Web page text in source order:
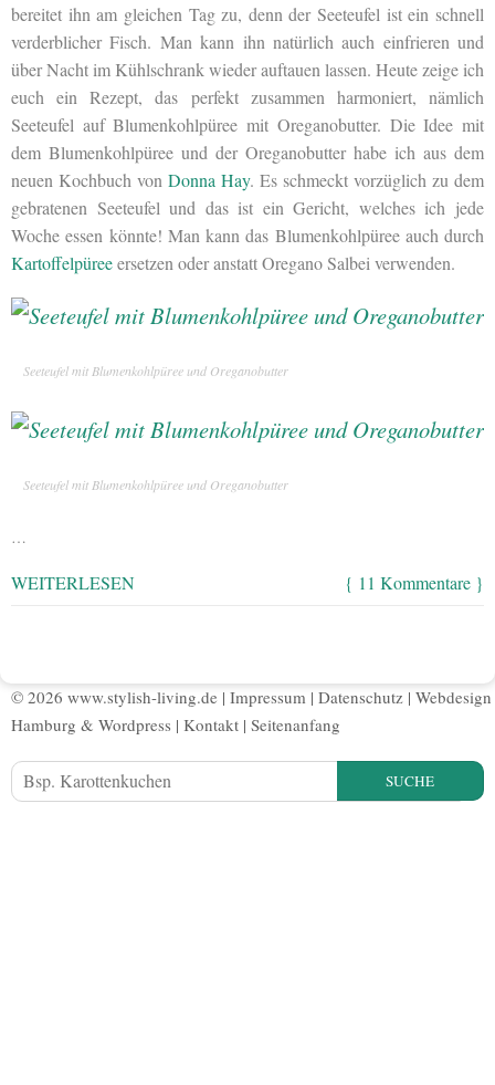
bereitet ihn am gleichen Tag zu, denn der Seeteufel ist ein schnell
verderblicher Fisch. Man kann ihn natürlich auch einfrieren und
über Nacht im Kühlschrank wieder auftauen lassen. Heute zeige ich
euch ein Rezept, das perfekt zusammen harmoniert, nämlich
Seeteufel auf Blumenkohlpüree mit Oreganobutter. Die Idee mit
dem Blumenkohlpüree und der Oreganobutter habe ich aus dem
neuen Kochbuch von Donna Hay. Es schmeckt vorzüglich zu dem
gebratenen Seeteufel und das ist ein Gericht, welches ich jede
Woche essen könnte! Man kann das Blumenkohlpüree auch durch
Kartoffelpüreeersetzen oder anstatt Oregano Salbei verwenden.
Seeteufel mit Blumenkohlpüree und Oreganobutter
Seeteufel mit Blumenkohlpüree und Oreganobutter
…
WEITERLESEN { 11 Kommentare }
© 2026 www.stylish-living.de | Impressum | Datenschutz | Webdesign
Hamburg & Wordpress | Kontakt | Seitenanfang
SUCHE